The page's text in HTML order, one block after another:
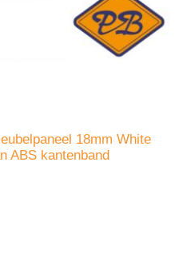
18mm White
ABS kantenband